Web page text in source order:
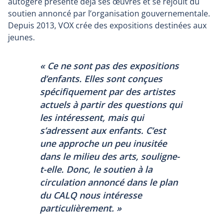
soutien annoncé par l’organisation gouvernementale.
Depuis 2013, VOX crée des expositions destinées aux
jeunes.
« Ce ne sont pas des expositions
d’enfants. Elles sont conçues
spécifiquement par des artistes
actuels à partir des questions qui
les intéressent, mais qui
s’adressent aux enfants. C’est
une approche un peu inusitée
dans le milieu des arts, souligne-
t-elle. Donc, le soutien à la
circulation annoncé dans le plan
du CALQ nous intéresse
particulièrement. »